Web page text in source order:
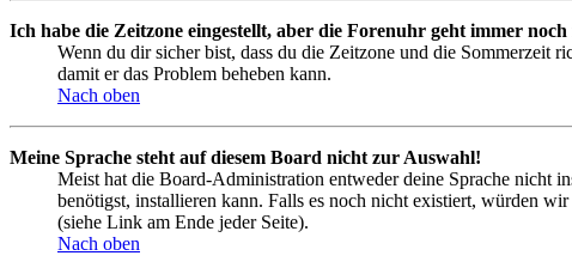
Ich habe die Zeitzone eingestellt, aber die Forenuhr geht immer noch
Wenn du dir sicher bist, dass du die Zeitzone und die Sommerzeit
damit er das Problem beheben kann.
Nach oben
Meine Sprache steht auf diesem Board nicht zur Auswahl!
Meist hat die Board-Administration entweder deine Sprache nicht
benötigst, installieren kann. Falls es noch nicht existiert, würden
(siehe Link am Ende jeder Seite).
Nach oben